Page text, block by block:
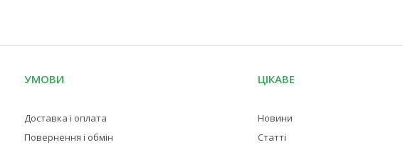
УМОВИ
Доставка і оплата
Повернення і обмін
ЦІКАВЕ
Новини
Статті